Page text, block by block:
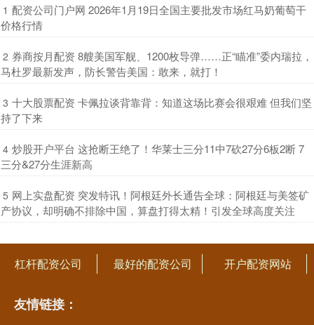
1 ​配资公司门户网 2026年1月19日全国主要批发市场红马奶葡萄干
价格行情
2 ​券商按月配资 8艘美国军舰、1200枚导弹……正“瞄准”委内瑞拉，
马杜罗最新发声，防长警告美国：敢来，就打！
3 ​十大股票配资 卡佩拉谈背靠背：知道这场比赛会很艰难 但我们坚
持了下来
4 ​炒股开户平台 这抢断王绝了！华莱士三分11中7砍27分6板2断 7
三分&27分生涯新高
5 ​网上实盘配资 突发特讯！阿根廷外长通告全球：阿根廷与美签矿
产协议，却明确不排除中国，算盘打得太精！引发全球高度关注
杠杆配资公司 最好的配资公司 开户配资网站
友情链接：